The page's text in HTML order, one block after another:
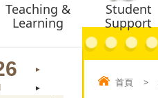
Teaching &
Learning
Student
Support
首頁 >
►
►